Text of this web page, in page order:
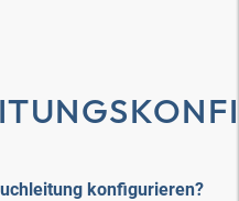
konfigurieren?